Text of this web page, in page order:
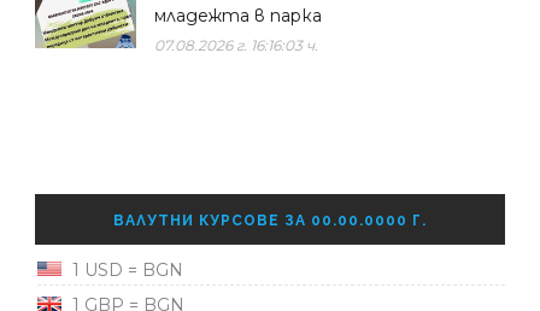
младежта в парка
07.08.2026 г. 16:16:03 ч.
ВАЛУТНИ КУРСОВЕ ЗА 00.00.0000 Г.
1 USD = BGN
1 GBP = BGN